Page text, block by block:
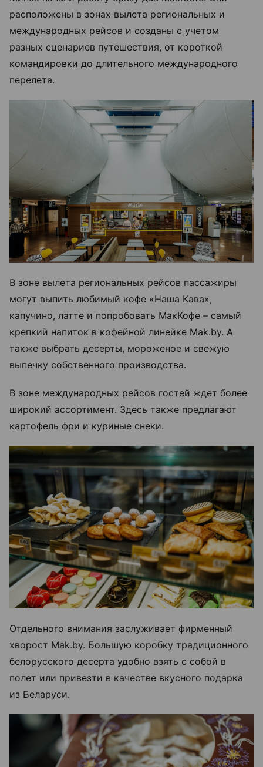
расположены в зонах вылета региональных и
международных рейсов и созданы с учетом
разных сценариев путешествия, от короткой
командировки до длительного международного
перелета.
В зоне вылета региональных рейсов пассажиры
могут выпить любимый кофе «Наша Кава»,
капучино, латте и попробовать МакКофе – самый
крепкий напиток в кофейной линейке Mak.by. А
также выбрать десерты, мороженое и свежую
выпечку собственного производства.
В зоне международных рейсов гостей ждет более
широкий ассортимент. Здесь также предлагают
картофель фри и куриные снеки.
Отдельного внимания заслуживает фирменный
хворост Mak.by. Большую коробку традиционного
белорусского десерта удобно взять с собой в
полет или привезти в качестве вкусного подарка
из Беларуси.